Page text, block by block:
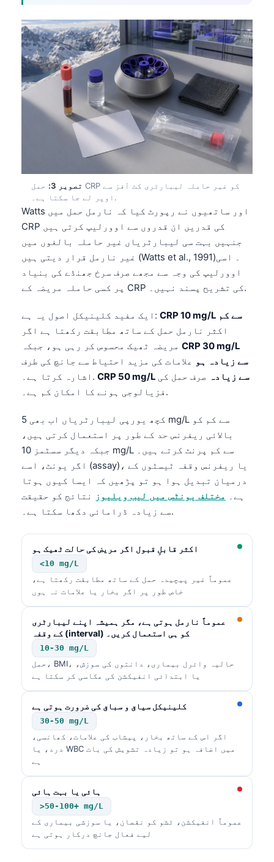
تصویر 3:
حمل CRP کو غیر حاملہ لیبارٹری کٹ آفز سے
اوپر لے جا سکتا ہے۔.
Watts اور ساتھیوں نے رپورٹ کیا کہ نارمل حمل میں
CRP کی قدریں ان قدروں سے اوورلیپ کرتی ہیں
جنہیں بہت سی لیبارٹریاں غیر حاملہ بالغوں میں
غیر نارمل قرار دیتی ہیں (Watts et al., 1991)۔ اسی
اوورلیپ کی وجہ سے مجھے صرف سرخ جھنڈے کی بنیاد
پر کسی حاملہ مریضہ کے CRP کی تشریح پسند نہیں۔.
ایک مفید کلینیکل اصول یہ ہے:
CRP 10 mg/L سے کم
اکثر نارمل حمل کے ساتھ مطابقت رکھتا ہے اگر
CRP 30 mg/L
سے زیادہ ہو علامات کی مزید احتیاط سے جانچ کی طرف
اشارہ کرتا ہے۔.
CRP 50 mg/L سے زیادہ صرف حمل کی
فزیالوجی ہونے کا امکان کم ہے۔.
کچھ یورپی لیبارٹریاں اب بھی 5 mg/L سے کم کو
بالائی ریفرنس حد کے طور پر استعمال کرتی ہیں،
جبکہ دیگر سسٹمز 10 mg/L سے کم پرنٹ کرتے ہیں۔
اگر یونٹ، اسے (assay)، یا ریفرنس وقفہ ٹیسٹوں کے
درمیان تبدیل ہوا ہو تو پڑھیں کہ ایسا کیوں ہوتا
ہے۔ مختلف یونٹس میں لیب ویلیوز
نتائج کو حقیقت
سے زیادہ ڈرامائی دکھا سکتا ہے۔.
اکثر قابلِ قبول اگر مریض کی حالت ٹھیک ہو
<10 mg/L
عموماً غیر پیچیدہ حمل کے ساتھ مطابقت رکھتا ہے،
خاص طور پر اگر بخار یا علامات نہ ہوں
عموماً نارمل ہوتی ہے، مگر ہمیشہ اپنے لیبارٹری
کے وقفہ (interval) کو ہی استعمال کریں۔
10-30 mg/L
حمل، BMI، حالیہ وائرل بیماری، دانتوں کی سوزش،
یا ابتدائی انفیکشن کی عکاسی کر سکتا ہے
کلینیکل سیاق و سباق کی ضرورت ہوتی ہے
30-50 mg/L
اگر اس کے ساتھ بخار، پیشاب کی علامات، کھانسی،
درد، یا WBC میں اضافہ ہو تو زیادہ تشویش کی بات
ہے
ہائی یا بہت ہائی
>50-100+ mg/L
عموماً انفیکشن، ٹشو کو نقصان، یا سوزشی بیماری کے
لیے فعال جانچ درکار ہوتی ہے